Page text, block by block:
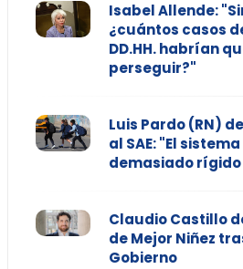
Isabel Allende:
¿cuántos casos
DD.HH. habrían
perseguir?"
Luis Pardo (RN)
al SAE: "El
demasiado
Claudio Castillo
de Mejor Niñez
Gobierno